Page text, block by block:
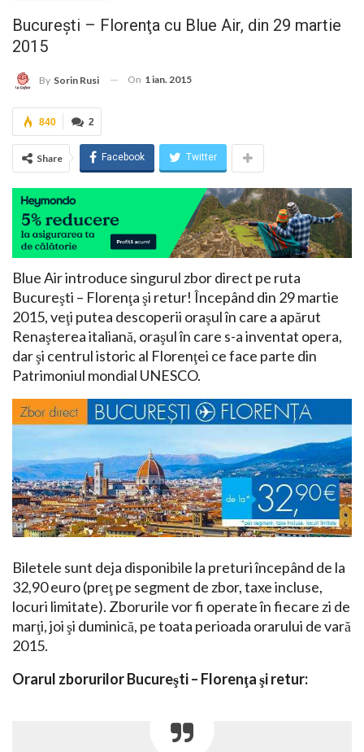
Bucureşti – Florenţa cu Blue Air, din 29 martie
2015
By Sorin Rusi On 1 ian. 2015
2
840
Share Facebook Twitter
Blue Air introduce singurul zbor direct pe ruta
Bucureşti – Florenţa şi retur! Începând din 29 martie
2015, veţi putea descoperii oraşul în care a apărut
Renaşterea italiană, oraşul în care s-a inventat opera,
dar şi centrul istoric al Florenţei ce face parte din
Patrimoniul mondial UNESCO.
Biletele sunt deja disponibile la preturi începând de la
32,90 euro (preţ pe segment de zbor, taxe incluse,
locuri limitate). Zborurile vor fi operate în fiecare zi de
marţi, joi şi duminică, pe toata perioada orarului de vară
2015.
Orarul zborurilor Bucureşti – Florenţa şi retur: